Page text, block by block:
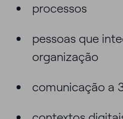
processos
pessoas que
organização
comunicação a